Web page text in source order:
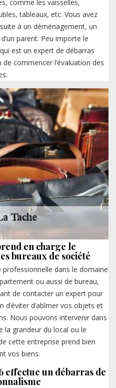
comme les vaisselles,
tableaux, etc. Vous avez
à un déménagement, un
parent. Peu importe le
est un expert de débarras
commencer l’évaluation des
en charge le
bureaux de société
dans le domaine
ou aussi de bureau,
de contacter un expert pour
d’éviter d’abîmer vos objets et
Nous pouvons intervenir dans
la grandeur du local ou le
cette entreprise prend bien
vos biens.
effectue un débarras de